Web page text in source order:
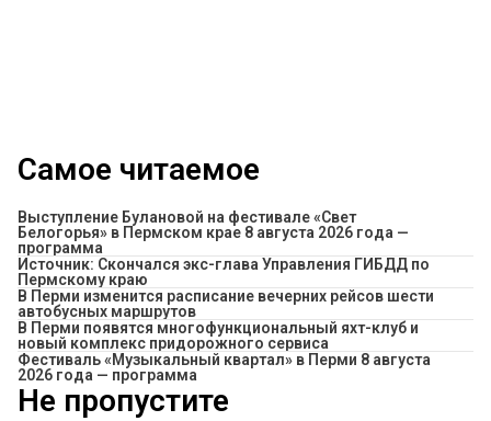
Самое читаемое
Выступление Булановой на фестивале «Свет
Белогорья» в Пермском крае 8 августа 2026 года —
программа
Источник: Скончался экс-глава Управления ГИБДД по
Пермскому краю
​В Перми изменится расписание вечерних рейсов шести
автобусных маршрутов
В Перми появятся многофункциональный яхт-клуб и
новый комплекс придорожного сервиса
Фестиваль «Музыкальный квартал» в Перми 8 августа
2026 года — программа
Не пропустите